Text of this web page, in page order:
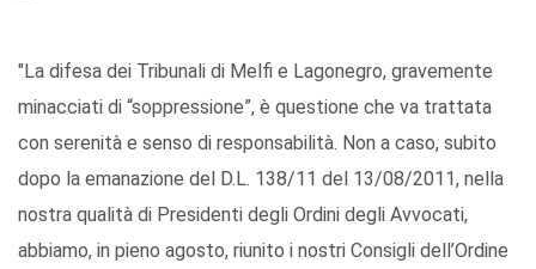
"La difesa dei Tribunali di Melfi e Lagonegro, gravemente
minacciati di “soppressione”, è questione che va trattata
con serenità e senso di responsabilità. Non a caso, subito
dopo la emanazione del D.L. 138/11 del 13/08/2011, nella
nostra qualità di Presidenti degli Ordini degli Avvocati,
abbiamo, in pieno agosto, riunito i nostri Consigli dell’Ordine